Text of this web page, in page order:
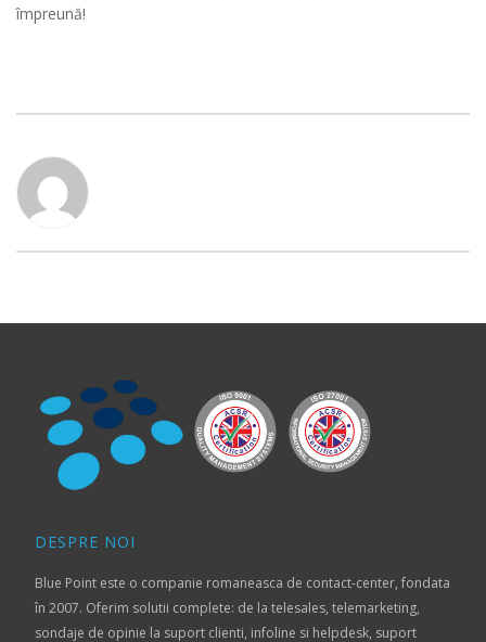
împreună!
DESPRE NOI
Blue Point este o companie romaneasca de contact-center, fondata
în 2007. Oferim solutii complete: de la telesales, telemarketing,
sondaje de opinie la suport clienti, infoline si helpdesk, suport